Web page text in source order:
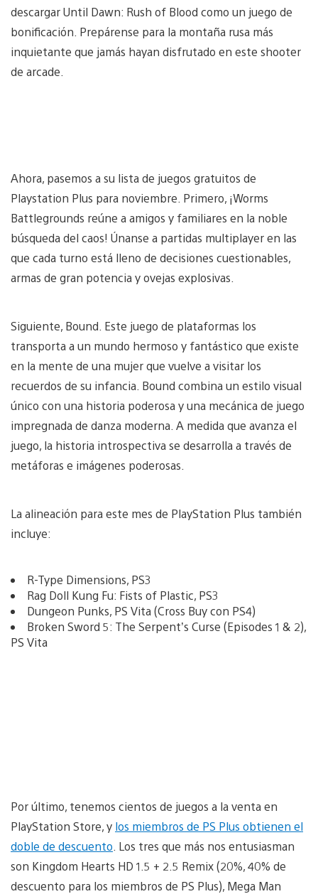
descargar Until Dawn: Rush of Blood como un juego de
bonificación. Prepárense para la montaña rusa más
inquietante que jamás hayan disfrutado en este shooter
de arcade.
Ahora, pasemos a su lista de juegos gratuitos de
Playstation Plus para noviembre. Primero, ¡Worms
Battlegrounds reúne a amigos y familiares en la noble
búsqueda del caos! Únanse a partidas multiplayer en las
que cada turno está lleno de decisiones cuestionables,
armas de gran potencia y ovejas explosivas.
Siguiente, Bound. Este juego de plataformas los
transporta a un mundo hermoso y fantástico que existe
en la mente de una mujer que vuelve a visitar los
recuerdos de su infancia. Bound combina un estilo visual
único con una historia poderosa y una mecánica de juego
impregnada de danza moderna. A medida que avanza el
juego, la historia introspectiva se desarrolla a través de
metáforas e imágenes poderosas.
La alineación para este mes de PlayStation Plus también
incluye:
R-Type Dimensions, PS3
Rag Doll Kung Fu: Fists of Plastic, PS3
Dungeon Punks, PS Vita (Cross Buy con PS4)
Broken Sword 5: The Serpent’s Curse (Episodes 1 & 2),
PS Vita
Por último, tenemos cientos de juegos a la venta en
PlayStation Store, y los miembros de PS Plus obtienen el
doble de descuento . Los tres que más nos entusiasman
son Kingdom Hearts HD 1.5 + 2.5 Remix (20%, 40% de
descuento para los miembros de PS Plus), Mega Man